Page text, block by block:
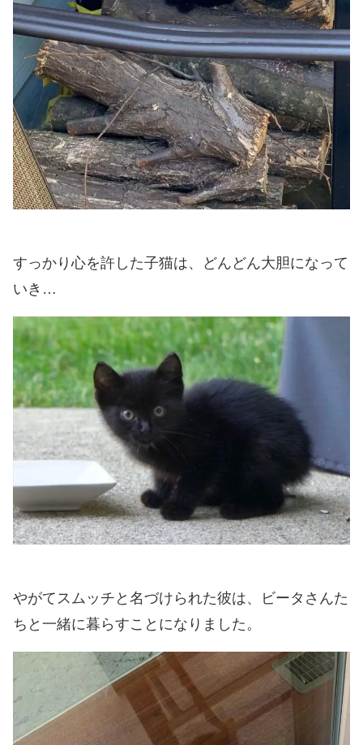
すっかり心を許した子猫は、どんどん大胆になって
いき…
やがてスムッチと名づけられた彼は、ビータさんた
ちと一緒に暮らすことになりました。